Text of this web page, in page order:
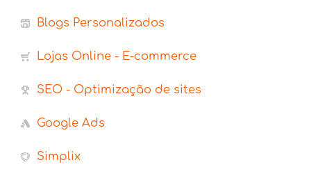
Blogs Personalizados
Lojas Online - E-commerce
SEO - Optimização de sites
Google Ads
Simplix